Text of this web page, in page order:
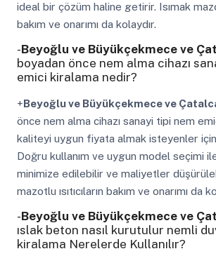
ideal bir çözüm haline getirir. Isımak
bakım ve onarımı da kolaydır.
-Beyoğlu ve Büyükçekmece ve
boyadan önce nem alma cihazı
emici kiralama nedir?
+Beyoğlu ve Büyükçekmece ve
önce nem alma cihazı sanayi tipi nem
kaliteyi uygun fiyata almak isteyenler için
Doğru kullanım ve uygun model seçimi
minimize edilebilir ve maliyetler
mazotlu ısıtıcıların bakım ve onarımı da
-Beyoğlu ve Büyükçekmece ve
ıslak beton nasıl kurutulur nemli
kiralama Nerelerde Kullanılır?